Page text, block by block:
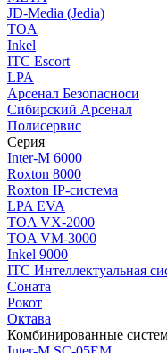
JD-Media (Jedia)
TOA
Inkel
ITC Escort
LPA
Арсенал Безопасноси
Сибирский Арсенал
Полисервис
Серия
Inter-M 6000
Roxton 8000
Roxton IP-система
LPA EVA
TOA VX-2000
TOA VM-3000
Inkel 9000
ITC Интеллектуальная
Соната
Рокот
Октава
Комбинированные